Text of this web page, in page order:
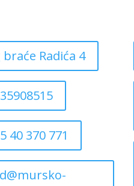
Radića 4
40 370 771